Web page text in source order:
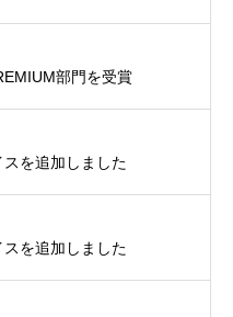
部門を受賞
を追加しました
を追加しました